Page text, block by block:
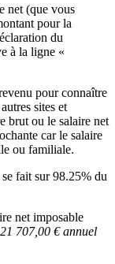
net (que vous
pour la
du
à la ligne «
pour connaître
sites et
brut ou le salaire net
car le salaire
ou familiale.
fait sur 98.25% du
net imposable
707,00 € annuel